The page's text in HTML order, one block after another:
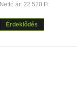
Nettó ár: 22 520 Ft
Érdeklődés